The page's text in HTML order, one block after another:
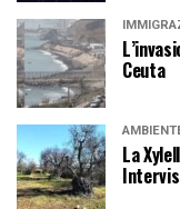
Ceuta
La